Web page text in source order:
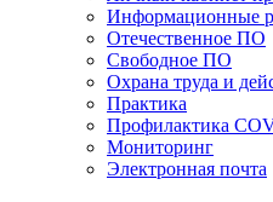
Информационные
Отечественное ПО
Свободное ПО
Охрана труда и
Практика
Профилактика
Мониторинг
Электронная почта